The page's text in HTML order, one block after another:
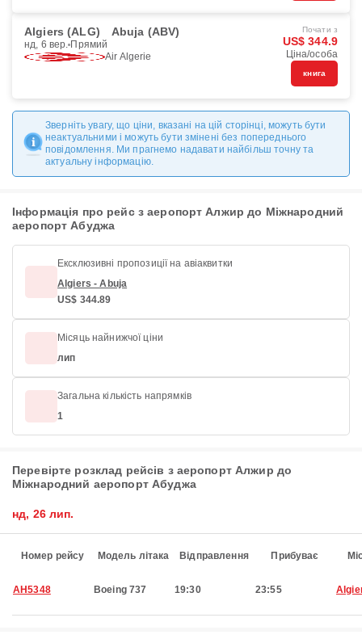
Algiers (ALG) Abuja (ABV)
нд, 6 вер. Прямий
Air Algerie
Почати з
US$ 344.9
Ціна/особа
книга
Зверніть увагу, що ціни, вказані на цій сторінці, можуть бути
неактуальними і можуть бути змінені без попереднього
повідомлення. Ми прагнемо надавати найбільш точну та
актуальну інформацію.
Інформація про рейс з аеропорт Алжир до Міжнародний
аеропорт Абуджа
Ексклюзивні пропозиції на авіаквитки
Algiers - Abuja
US$ 344.89
Місяць найнижчої ціни
лип
Загальна кількість напрямків
1
Перевірте розклад рейсів з аеропорт Алжир до
Міжнародний аеропорт Абуджа
нд, 26 лип.
Номер рейсу Модель літака Відправлення Прибуває
AH5348 Boeing 737 19:30 23:55